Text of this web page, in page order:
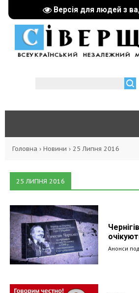
Версія для людей з
Головна › Новини › 25 Липня 2016
25 ЛИПНЯ 2016
Анонси